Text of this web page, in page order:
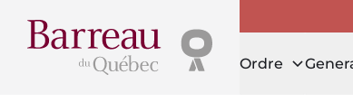
Ordre